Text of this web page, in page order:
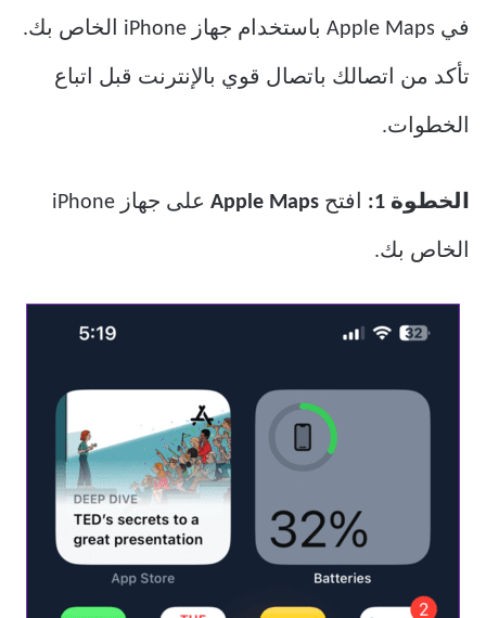
في Apple Maps باستخدام جهاز iPhone الخاص بك.
تأكد من اتصالك باتصال قوي بالإنترنت قبل اتباع
الخطوات.
الخطوة 1: افتح على جهاز iPhone
الخاص بك.